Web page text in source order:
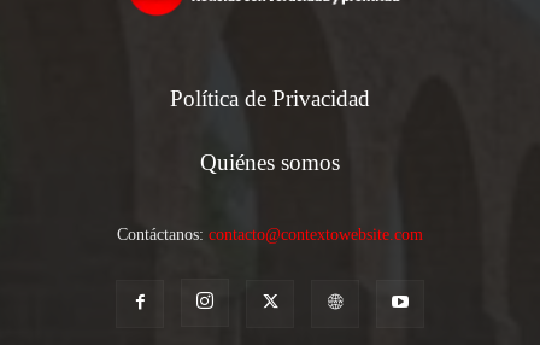
Política de Privacidad
Quiénes somos
Contáctanos: contacto@contextowebsite.com